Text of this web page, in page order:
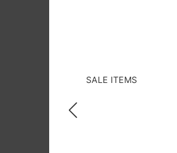
SALE ITEMS